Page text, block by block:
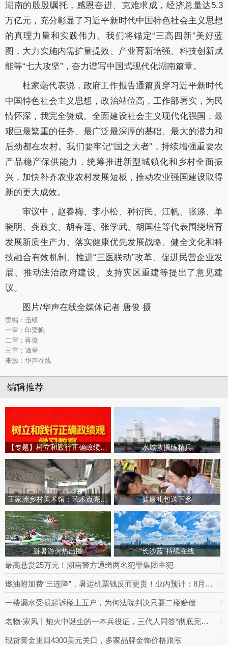
湖南的殷殷嘱托，感恩奋进、克难求成，经济总量达5.3
万亿元，充分彰显了习近平新时代中国特色社会主义思想
的真理力量和实践伟力。我们将锚定“三高四新”美好蓝
图，大力实施内需扩量提效、产业育新培强、科技创新赋
能等“七大攻坚”，奋力谱写中国式现代化湖南篇章。
杜家毫代表说，政府工作报告通篇贯穿习近平新时代
中国特色社会主义思想，政治站位高，工作部署实，为民
情怀深，我完全赞成。全面建设社会主义现代化强国，最
艰巨最繁重的任务、最广泛最深厚的基础、最大的潜力和
后劲都在农村。我们要牢记“国之大者”，持续增强重要农
产品稳产保供能力，统筹推进新型城镇化和乡村全面振
兴，加快补齐农业农村发展短板，推动农业强国建设取得
新的更大成效。
审议中，赵春梅、李小松、种衍民、江帆、张涤、单
晓明、龚政文、胡春莲、张学武、胡国柱等代表围绕培育
发展新质生产力、落实健康优先发展战略、健全文化和科
技融合有效机制、推进“三医联动”改革、促进民营企业发
展、推动法治政府建设、支持灾区重建等提出了意见建
议。
图片/华声在线全媒体记者 唐俊 摄
责编：伍镆
一审：印奕帆
二审：蒋俊
三审：谭登
来源：华声在线
编辑推荐
【专题】树立和践行正确政绩观学习教育 水域救援练精兵
王家洲乡村美术馆：艺术点亮田园乡村 健康礼包送下乡
避暑游火热出圈 “长沙蓝”持续在线
最高悬赏25万元！湖南警方通缉两名犯罪集团主犯
燃油附加费“三连降”，暑运机票钱反而更贵！业内预计：8月下旬将迎回落拐点
一楼漏水受损起诉楼上五户，为何法院判决只要二楼赔偿
老物·家风丨炮火中诞生的一本兵役证，三代人同答“彻底完成任务”
现货黄金重回4300美元关口，多家品牌金饰价格跟涨